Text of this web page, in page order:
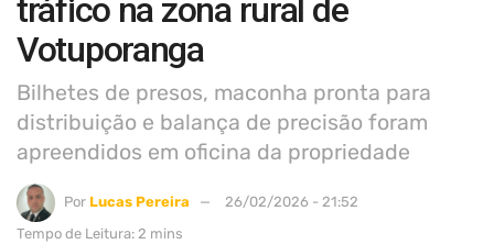
tráfico na zona rural de
Votuporanga
Bilhetes de presos, maconha pronta para
distribuição e balança de precisão foram
apreendidos em oficina da propriedade
Por Lucas Pereira
26/02/2026 - 21:52
Tempo de Leitura: 2 mins